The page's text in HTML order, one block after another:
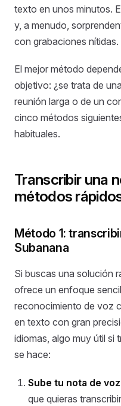
texto en unos minutos.
y, a menudo,
con grabaciones nítidas.
El mejor método
objetivo: ¿se trata de
reunión larga o de un
cinco métodos
habituales.
Transcribir una
métodos
Método 1:
Subanana
Si buscas una solución
ofrece un enfoque
reconocimiento de voz
en texto con gran
idiomas, algo muy útil si
se hace:
Sube tu nota de
que quieras